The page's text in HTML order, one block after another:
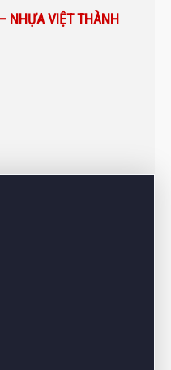
NHỰA VIỆT THÀNH